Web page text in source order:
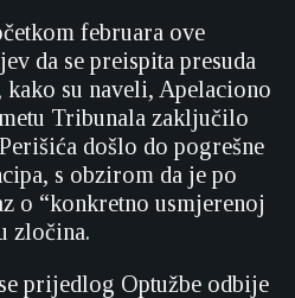
februara ove
da se preispita presuda
su naveli, Apelaciono
Tribunala zaključilo
došlo do pogrešne
s obzirom da je po
o “konkretno usmjerenoj
zločina.
prijedlog Optužbe odbije